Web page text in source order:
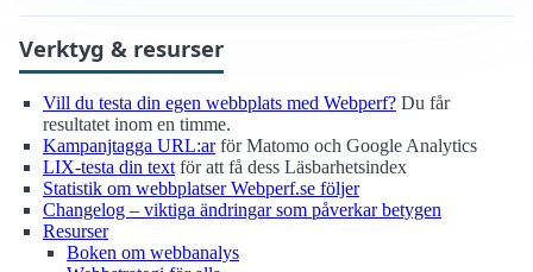
Verktyg & resurser
Vill du testa din egen webbplats med Webperf? Du får
resultatet inom en timme.
Kampanjtagga URL:arför Matomo och Google Analytics
LIX-testa din text för att få dess Läsbarhetsindex
Statistik om webbplatser Webperf.se följer
Changelog – viktiga ändringar som påverkar betygen
Resurser
Boken om webbanalys